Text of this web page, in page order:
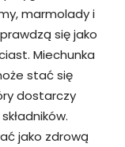
marmolady i
się jako
Miechunka
stać się
dostarczy
jako zdrową